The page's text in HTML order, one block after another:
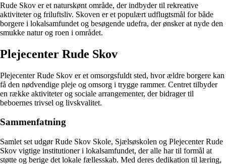
Rude Skov er et naturskønt område, der indbyder til rekreative
aktiviteter og friluftsliv. Skoven er et populært udflugtsmål for både
borgere i lokalsamfundet og besøgende udefra, der ønsker at nyde den
smukke natur og roen i området.
Plejecenter Rude Skov
Plejecenter Rude Skov er et omsorgsfuldt sted, hvor ældre borgere kan
få den nødvendige pleje og omsorg i trygge rammer. Centret tilbyder
en række aktiviteter og sociale arrangementer, der bidrager til
beboernes trivsel og livskvalitet.
Sammenfatning
Samlet set udgør Rude Skov Skole, Sjælsøskolen og Plejecenter Rude
Skov vigtige institutioner i lokalsamfundet, der alle har til formål at
støtte og berige det lokale fællesskab. Med deres dedikation til læring,